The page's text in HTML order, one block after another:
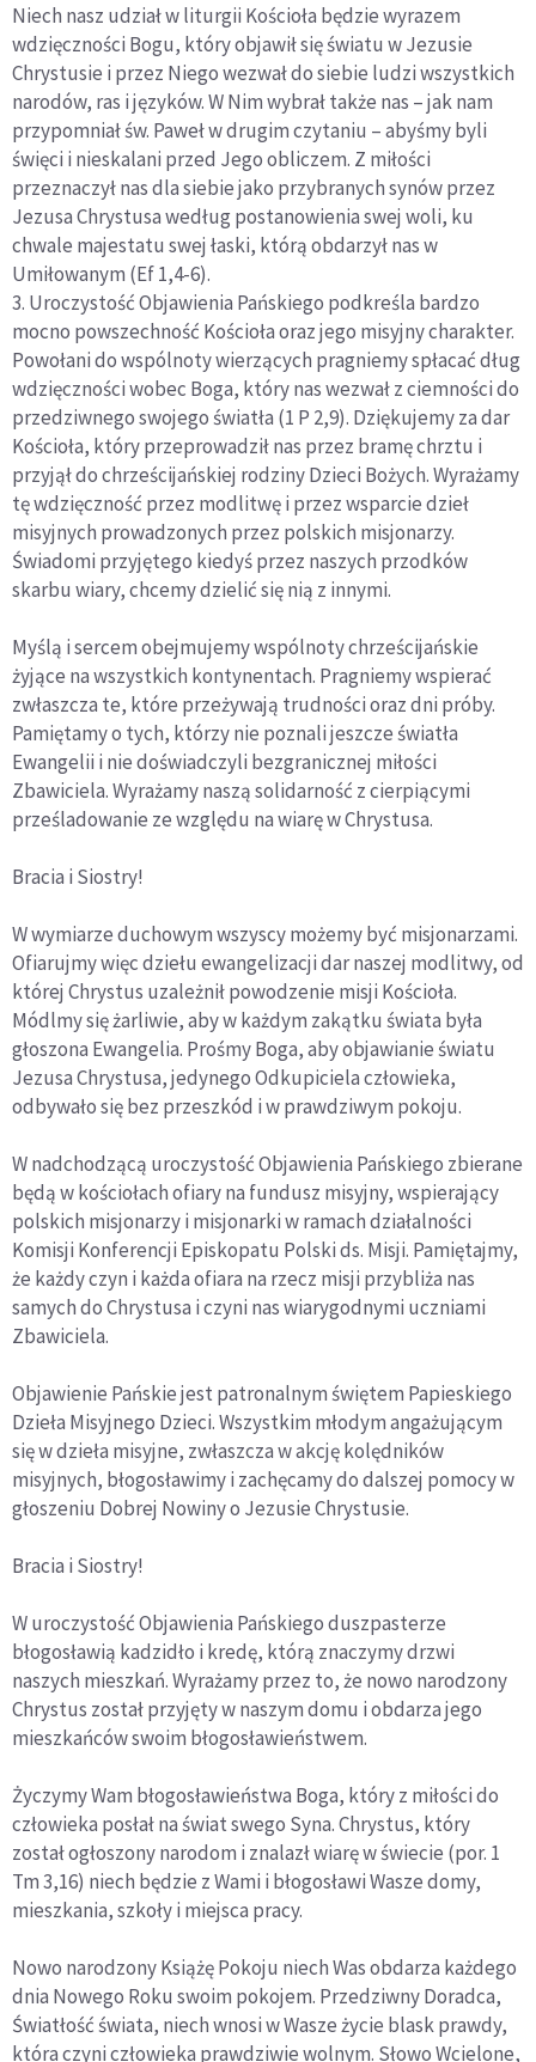
Niech nasz udział w liturgii Kościoła będzie wyrazem
wdzięczności Bogu, który objawił się światu w Jezusie
Chrystusie i przez Niego wezwał do siebie ludzi wszystkich
narodów, ras i języków. W Nim wybrał także nas – jak nam
przypomniał św. Paweł w drugim czytaniu – abyśmy byli
święci i nieskalani przed Jego obliczem. Z miłości
przeznaczył nas dla siebie jako przybranych synów przez
Jezusa Chrystusa według postanowienia swej woli, ku
chwale majestatu swej łaski, którą obdarzył nas w
Umiłowanym (Ef 1,4-6).
3. Uroczystość Objawienia Pańskiego podkreśla bardzo
mocno powszechność Kościoła oraz jego misyjny charakter.
Powołani do wspólnoty wierzących pragniemy spłacać dług
wdzięczności wobec Boga, który nas wezwał z ciemności do
przedziwnego swojego światła (1 P 2,9). Dziękujemy za dar
Kościoła, który przeprowadził nas przez bramę chrztu i
przyjął do chrześcijańskiej rodziny Dzieci Bożych. Wyrażamy
tę wdzięczność przez modlitwę i przez wsparcie dzieł
misyjnych prowadzonych przez polskich misjonarzy.
Świadomi przyjętego kiedyś przez naszych przodków
skarbu wiary, chcemy dzielić się nią z innymi.
Myślą i sercem obejmujemy wspólnoty chrześcijańskie
żyjące na wszystkich kontynentach. Pragniemy wspierać
zwłaszcza te, które przeżywają trudności oraz dni próby.
Pamiętamy o tych, którzy nie poznali jeszcze światła
Ewangelii i nie doświadczyli bezgranicznej miłości
Zbawiciela. Wyrażamy naszą solidarność z cierpiącymi
prześladowanie ze względu na wiarę w Chrystusa.
Bracia i Siostry!
W wymiarze duchowym wszyscy możemy być misjonarzami.
Ofiarujmy więc dziełu ewangelizacji dar naszej modlitwy, od
której Chrystus uzależnił powodzenie misji Kościoła.
Módlmy się żarliwie, aby w każdym zakątku świata była
głoszona Ewangelia. Prośmy Boga, aby objawianie światu
Jezusa Chrystusa, jedynego Odkupiciela człowieka,
odbywało się bez przeszkód i w prawdziwym pokoju.
W nadchodzącą uroczystość Objawienia Pańskiego zbierane
będą w kościołach ofiary na fundusz misyjny, wspierający
polskich misjonarzy i misjonarki w ramach działalności
Komisji Konferencji Episkopatu Polski ds. Misji. Pamiętajmy,
że każdy czyn i każda ofiara na rzecz misji przybliża nas
samych do Chrystusa i czyni nas wiarygodnymi uczniami
Zbawiciela.
Objawienie Pańskie jest patronalnym świętem Papieskiego
Dzieła Misyjnego Dzieci. Wszystkim młodym angażującym
się w dzieła misyjne, zwłaszcza w akcję kolędników
misyjnych, błogosławimy i zachęcamy do dalszej pomocy w
głoszeniu Dobrej Nowiny o Jezusie Chrystusie.
Bracia i Siostry!
W uroczystość Objawienia Pańskiego duszpasterze
błogosławią kadzidło i kredę, którą znaczymy drzwi
naszych mieszkań. Wyrażamy przez to, że nowo narodzony
Chrystus został przyjęty w naszym domu i obdarza jego
mieszkańców swoim błogosławieństwem.
Życzymy Wam błogosławieństwa Boga, który z miłości do
człowieka posłał na świat swego Syna. Chrystus, który
został ogłoszony narodom i znalazł wiarę w świecie (por. 1
Tm 3,16) niech będzie z Wami i błogosławi Wasze domy,
mieszkania, szkoły i miejsca pracy.
Nowo narodzony Książę Pokoju niech Was obdarza każdego
dnia Nowego Roku swoim pokojem. Przedziwny Doradca,
Światłość świata, niech wnosi w Wasze życie blask prawdy,
która czyni człowieka prawdziwie wolnym. Słowo Wcielone,